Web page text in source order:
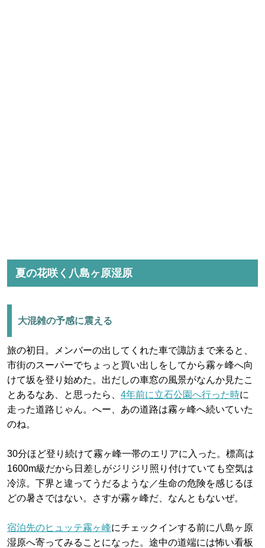
夏の花咲く八島ヶ原湿原
大混雑の予感に震える
旅の初日。メンバーの出してくれた車で諏訪まで来ると、
市街のスーパーでちょっと買い出しをしてから霧ヶ峰へ向
けて坂を登り始めた。出だしの車窓の風景がなんか見たこ
とあるなあ、と思ったら、 4年前に立石公園へ行った時に
走った道路じゃん。へー、あの道路は霧ヶ峰へ続いていた
のね。
30分ほど登り続けて霧ヶ峰一帯のエリアに入った。標高は
1600m級だから日差しがジリジリ照り付けていても空気は
冷涼。下界と違ってうだるような／生命の危険を感じるほ
どの暑さではない。さすが霧ヶ峰だ、なんともないぜ。
宿泊先のヒュッテ霧ヶ峰にチェックインする前に八島ヶ原
湿原へ寄ってみることになった。途中の道端には怖い看板